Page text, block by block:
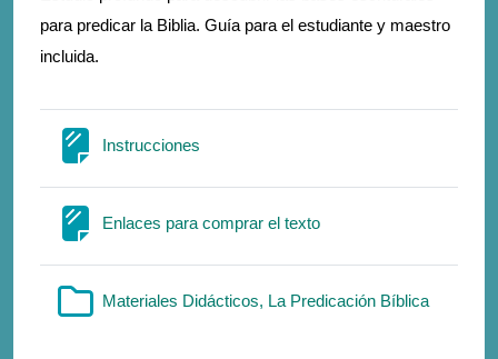
para predicar la Biblia. Guía para el estudiante y maestro
incluida.
Instrucciones
Enlaces para comprar el textoΣελίδα
Materiales Didácticos, La Predicación BíblicaΦάκελος